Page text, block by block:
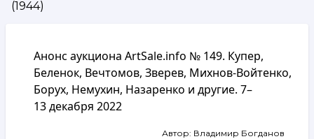
навигации
(1944)
Анонс аукциона ArtSale.info № 149. Купер,
Беленок, Вечтомов, Зверев, Михнов-Войтенко,
Борух, Немухин, Назаренко и другие. 7–
13 декабря 2022
Автор: Владимир Богданов